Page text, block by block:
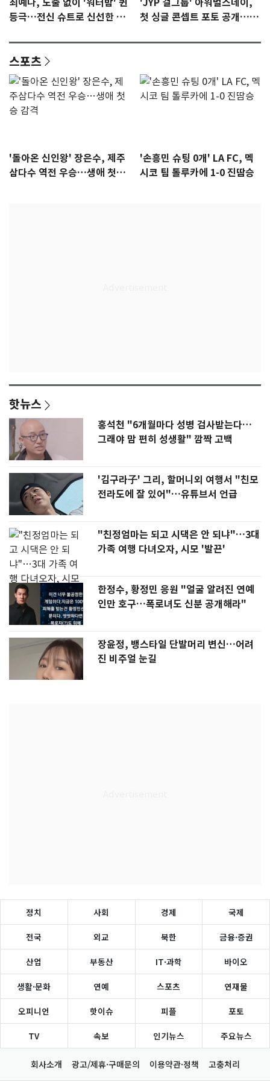
최예나, 노출 없이 '워터밤' 퀸
등극…전신 슈트로 신선한 충
'JYP 걸그룹' 아워벌스데이,
첫 싱글 콘셉트 포토 공개…청
스포츠
'돌아온 신인왕' 장은수, 제주
삼다수 역전 우승…생애 첫승
'손흥민 슈팅 0개' LA FC, 멕
시코 팀 톨루카에 1-0 진땀승
핫뉴스
홍석천 "6개월마다 성병 검사받는다…
그래야 맘 편히 성생활" 깜짝 고백
'김구라子' 그리, 할머니외 여행서 "친모
전라도에 잘 있어"…유튜브서 언급
"친정엄마는 되고 시댁은 안 되냐"…3대
가족 여행 다녀오자, 시모 '발끈'
한정수, 황정민 응원 "얼굴 알려진 연예
인만 호구…폭로녀도 신분 공개해라"
장윤정, 뱅스타일 단발머리 변신…어려
진 비주얼 눈길
정치 사회 경제 국제
전국 외교 북한 금융·증권
산업 부동산 IT·과학 바이오
생활·문화 연예 스포츠 연재물
오피니언 핫이슈 피플 포토
TV 속보 인기뉴스 주요뉴스
회사소개 광고/제휴·구매문의 이용약관·정책 고충처리